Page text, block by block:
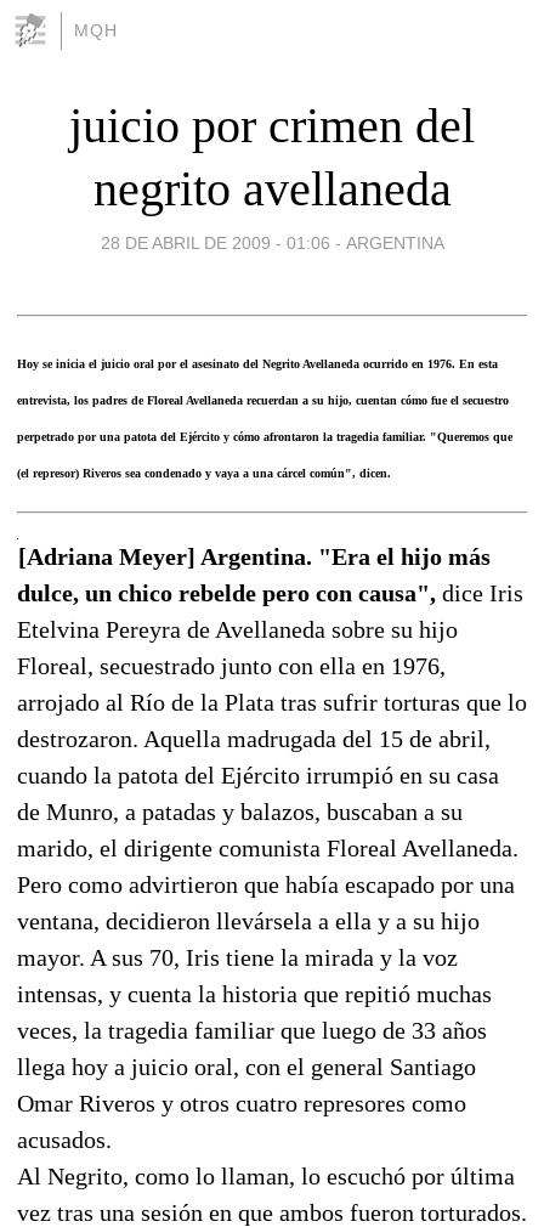
MQH
juicio por crimen del
negrito avellaneda
28 DE ABRIL DE 2009 - 01:06 - ARGENTINA
Hoy se inicia el juicio oral por el asesinato del Negrito Avellaneda ocurrido en 1976. En esta
entrevista, los padres de Floreal Avellaneda recuerdan a su hijo, cuentan cómo fue el secuestro
perpetrado por una patota del Ejército y cómo afrontaron la tragedia familiar. "Queremos que
(el represor) Riveros sea condenado y vaya a una cárcel común", dicen.
[Adriana Meyer] Argentina. "Era el hijo más
dulce, un chico rebelde pero con causa", dice Iris
Etelvina Pereyra de Avellaneda sobre su hijo
Floreal, secuestrado junto con ella en 1976,
arrojado al Río de la Plata tras sufrir torturas que lo
destrozaron. Aquella madrugada del 15 de abril,
cuando la patota del Ejército irrumpió en su casa
de Munro, a patadas y balazos, buscaban a su
marido, el dirigente comunista Floreal Avellaneda.
Pero como advirtieron que había escapado por una
ventana, decidieron llevársela a ella y a su hijo
mayor. A sus 70, Iris tiene la mirada y la voz
intensas, y cuenta la historia que repitió muchas
veces, la tragedia familiar que luego de 33 años
llega hoy a juicio oral, con el general Santiago
Omar Riveros y otros cuatro represores como
acusados.
Al Negrito, como lo llaman, lo escuchó por última
vez tras una sesión en que ambos fueron torturados.